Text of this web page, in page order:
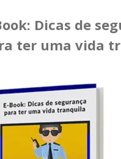
Dicas de
ter uma vida